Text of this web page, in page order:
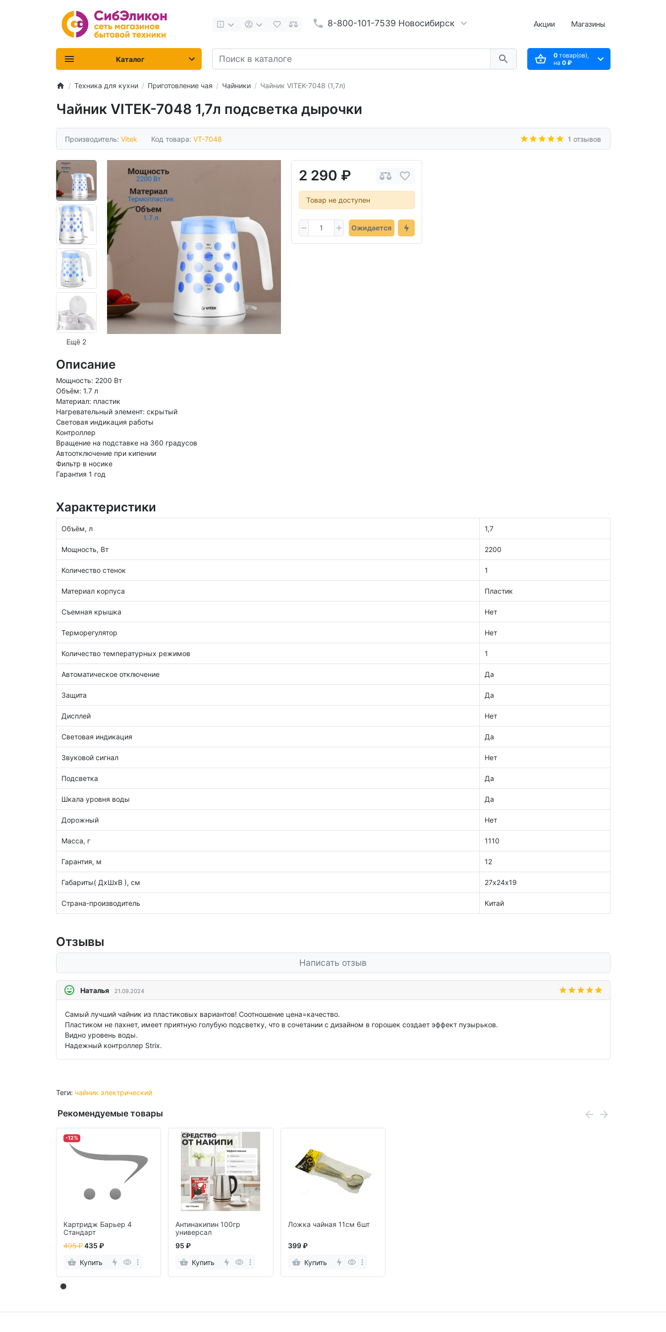
8-800-101-7539 Новосибирск Акции Магазины
0товар(ов),
на 0 ₽
Каталог
Техника для кухни Приготовление чая Чайники Чайник VITEK-7048 (1,7л)
Чайник VITEK-7048 1,7л подсветка дырочки
Производитель: Vitek Код товара: VT-7048 1 отзывов
Ещё 2
2 290 ₽
Товар не доступен
Ожидается
Описание
Мощность: 2200 Вт
Объём: 1.7 л
Материал: пластик
Нагревательный элемент: скрытый
Световая индикация работы
Контроллер
Вращение на подставке на 360 градусов
Автоотключение при кипении
Фильтр в носике
Гарантия 1 год
Характеристики
Объём, л 1,7
Мощность, Вт 2200
Количество стенок 1
Материал корпуса Пластик
Съемная крышка Нет
Терморегулятор Нет
Количество температурных режимов 1
Автоматическое отключение Да
Защита Да
Дисплей Нет
Световая индикация Да
Звуковой сигнал Нет
Подсветка Да
Шкала уровня воды Да
Дорожный Нет
Масса, г 1110
Гарантия, м 12
Габариты( ДхШхВ ), см 27х24х19
Страна-производитель Китай
Отзывы
Написать отзыв
Наталья 21.09.2024
Самый лучший чайник из пластиковых вариантов! Соотношение цена=качество.
Пластиком не пахнет, имеет приятную голубую подсветку, что в сочетании с дизайном в горошек создает эффект пузырьков.
Видно уровень воды.
Надежный контроллер Strix.
Теги: чайник электрический
Рекомендуемые товары
-12%
Картридж Барьер 4
Cтандарт
495 ₽ 435 ₽
Купить
Антинакипин 100гр
универсал
95 ₽
Купить
Ложка чайная 11см 6шт
399 ₽
Купить